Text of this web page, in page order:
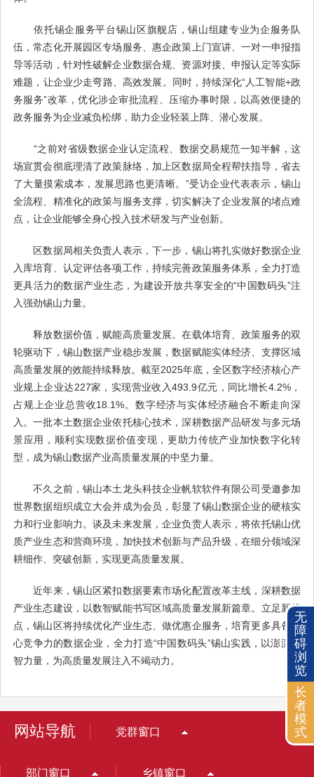
依托锡企服务平台锡山区旗舰店，锡山组建专业为企服务队
伍，常态化开展园区专场服务、惠企政策上门宣讲、一对一申报指
导等活动，针对性破解企业数据合规、资源对接、申报认定等实际
难题，让企业少走弯路、高效发展。同时，持续深化“人工智能+政
务服务”改革，优化涉企审批流程、压缩办事时限，以高效便捷的
政务服务为企业减负松绑，助力企业轻装上阵、潜心发展。
“之前对省级数据企业认定流程、数据交易规范一知半解，这
场宣贯会彻底理清了政策脉络，加上区数据局全程帮扶指导，省去
了大量摸索成本，发展思路也更清晰。”受访企业代表表示，锡山
全流程、精准化的政策与服务支撑，切实解决了企业发展的堵点难
点，让企业能够全身心投入技术研发与产业创新。
区数据局相关负责人表示，下一步，锡山将扎实做好数据企业
入库培育、认定评估各项工作，持续完善政策服务体系，全力打造
更具活力的数据产业生态，为建设开放共享安全的“中国数码头”注
入强劲锡山力量。
释放数据价值，赋能高质量发展。在载体培育、政策服务的双
轮驱动下，锡山数据产业稳步发展，数据赋能实体经济、支撑区域
高质量发展的效能持续释放。截至2025年底，全区数字经济核心产
业规上企业达227家，实现营业收入493.9亿元，同比增长4.2%，
占规上企业总营收18.1%。数字经济与实体经济融合不断走向深
入。一批本土数据企业依托核心技术，深耕数据产品研发与多元场
景应用，顺利实现数据价值变现，更助力传统产业加快数字化转
型，成为锡山数据产业高质量发展的中坚力量。
不久之前，锡山本土龙头科技企业帆软软件有限公司受邀参加
世界数据组织成立大会并成为会员，彰显了锡山数据企业的硬核实
力和行业影响力。谈及未来发展，企业负责人表示，将依托锡山优
质产业生态和营商环境，加快技术创新与产品升级，在细分领域深
耕细作、突破创新，实现更高质量发展。
近年来，锡山区紧扣数据要素市场化配置改革主线，深耕数据
产业生态建设，以数智赋能书写区域高质量发展新篇章。立足新起
点，锡山区将持续优化产业生态、做优惠企服务，培育更多具备核
心竞争力的数据企业，全力打造“中国数码头”锡山实践，以澎湃数
智力量，为高质量发展注入不竭动力。
网站导航 党群窗口
部门窗口 乡镇窗口
无
障
碍
浏
览
长
者
模
式